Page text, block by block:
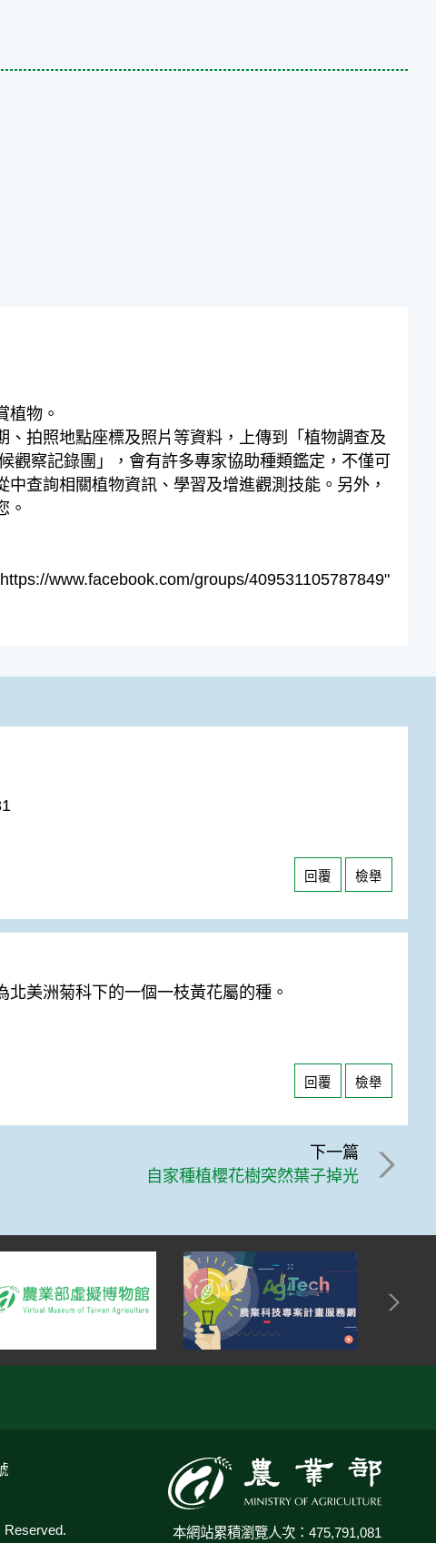
植物。
拍照地點座標及照片等資料，上傳到「植物調查及
察記錄團」，會有許多專家協助種類鑑定，不僅可
查詢相關植物資訊、學習及增進觀測技能。另外，
。
www.facebook.com/groups/409531105787849"
回覆 檢舉
美洲菊科下的一個一枝黃花屬的種。
回覆 檢舉
下一篇
自家種植櫻花樹突然葉子掉光
Reserved.
本網站累積瀏覽人次：475,791,081